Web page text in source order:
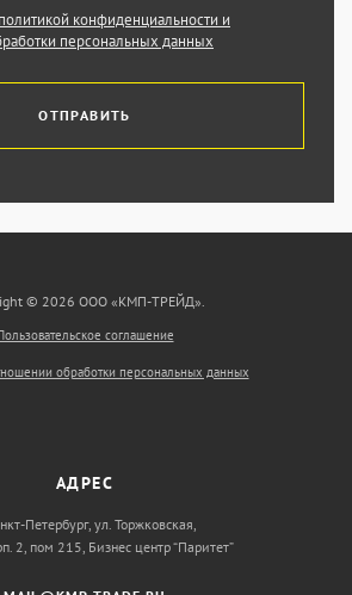
конфиденциальности и
персональных данных
ОТПРАВИТЬ
© 2026 ООО «КМП-ТРЕЙД».
соглашение
обработки персональных данных
АДРЕС
Петербург, ул. Торжковская,
2, пом 215, Бизнес центр “Паритет”